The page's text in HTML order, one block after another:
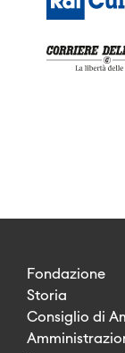
Fondazione
Storia
Consiglio di